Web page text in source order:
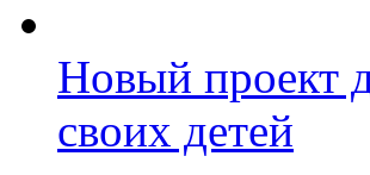
Новый проект
своих детей